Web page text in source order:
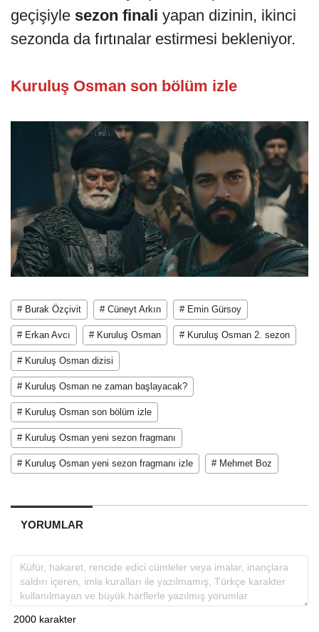
geçişiyle sezon finali yapan dizinin, ikinci
sezonda da fırtınalar estirmesi bekleniyor.
Kuruluş Osman son bölüm izle
# Burak Özçivit # Cüneyt Arkın # Emin Gürsoy
# Erkan Avcı # Kuruluş Osman # Kuruluş Osman 2. sezon
# Kuruluş Osman dizisi
# Kuruluş Osman ne zaman başlayacak?
# Kuruluş Osman son bölüm izle
# Kuruluş Osman yeni sezon fragmanı
# Kuruluş Osman yeni sezon fragmanı izle # Mehmet Boz
YORUMLAR